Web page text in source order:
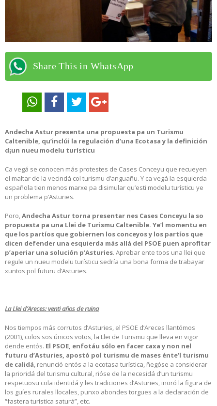
Share This in WhatsApp
Andecha Astur presenta una propuesta pa un Turismu
Caltenible, qu’inclúi la regulación d’una Ecotasa y la definición
d¡un nueu modelu turísticu
Ca vegá se conocen más protestes de Cases Conceyu que recueyen
el maltar de la vecindá col turismu d’anguañu. Y ca vegá la esquierda
española tien menos marxe pa disimular qu’esti modelu turísticu ye
un problema p’Asturies.
Poro,Andecha Astur torna presentar nes Cases Conceyu la so
propuesta pa una Llei de Turismu Caltenible. Ye’l momentu en
que los partíos que gobiernen los conceyos y los partíos que
dicen defender una esquierda más allá del PSOE puen aprofitar
p’aperiar una solución p’Asturies. Aprebar ente toos una llei que
regule un nueu modelu turísticu sedría una bona forma de trabayar
xuntos pol futuru d’Asturies.
La Llei d’Areces: venti años de ruina
Nos tiempos más corrutos d’Asturies, el PSOE d’Areces llantómos
(2001), colos sos únicos votos, la Llei de Turismu que lleva en vigor
dende entós. El PSOE, enfotáu sólo en facer caxa y non nel
futuru d’Asturies, apostó pol turismu de mases énte’l turismu
de calidá, renunció entós a la ecotasa turística, ñegóse a considerar
la prioridá del turismu cultural, rióse de la necesidá d’un turismu
respetuosu cola identidá y les tradiciones d’Asturies, inoró la figura de
los guíes rurales llocales, punxo abondes torgues a la declaración de
“fastera turística saturá”, etc.